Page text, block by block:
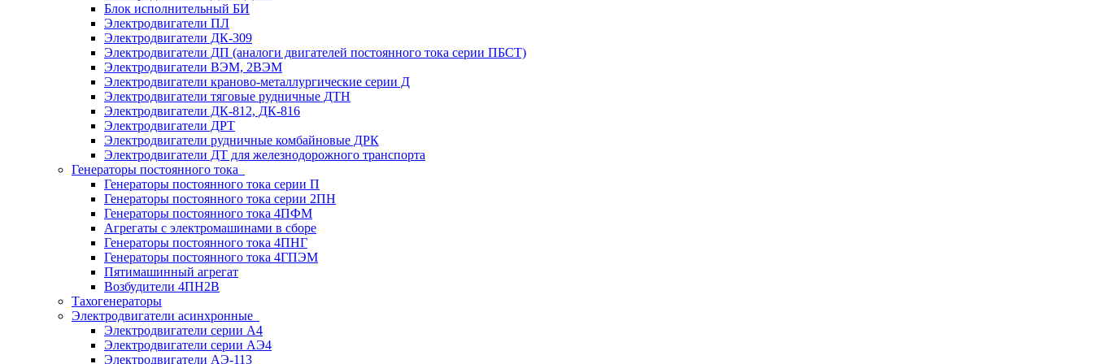
Блок исполнительный БИ
Электродвигатели ПЛ
Электродвигатели ДК-309
Электродвигатели ДП (аналоги двигателей постоянного тока серии ПБСТ)
Электродвигатели ВЭМ, 2ВЭМ
Электродвигатели краново-металлургические серии Д
Электродвигатели тяговые рудничные ДТН
Электродвигатели ДК-812, ДК-816
Электродвигатели ДРТ
Электродвигатели рудничные комбайновые ДРК
Электродвигатели ДТ для железнодорожного транспорта
Генераторы постоянного тока
Генераторы постоянного тока серии П
Генераторы постоянного тока серии 2ПН
Генераторы постоянного тока 4ПФМ
Агрегаты с электромашинами в сборе
Генераторы постоянного тока 4ПНГ
Генераторы постоянного тока 4ГПЭМ
Пятимашинный агрегат
Возбудители 4ПН2В
Тахогенераторы
Электродвигатели асинхронные
Электродвигатели серии А4
Электродвигатели серии АЭ4
Электродвигатели АЭ-113